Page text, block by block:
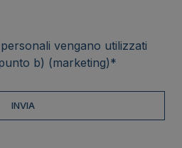
vengano utilizzati
per le finalità di cui al punto b) (marketing)*